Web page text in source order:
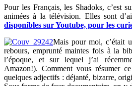
Pour les Français, les Shadoks, c’est
animées à la télévision. Elles sont
disponibles sur Youtube, pour les
Mais pour moi, c’était
rebours, emprunté maintes fois à la
l’époque, et sur lequel j’ai
Amazon!). Comment vous résumer
quelques adjectifs : déjanté, bizarre,